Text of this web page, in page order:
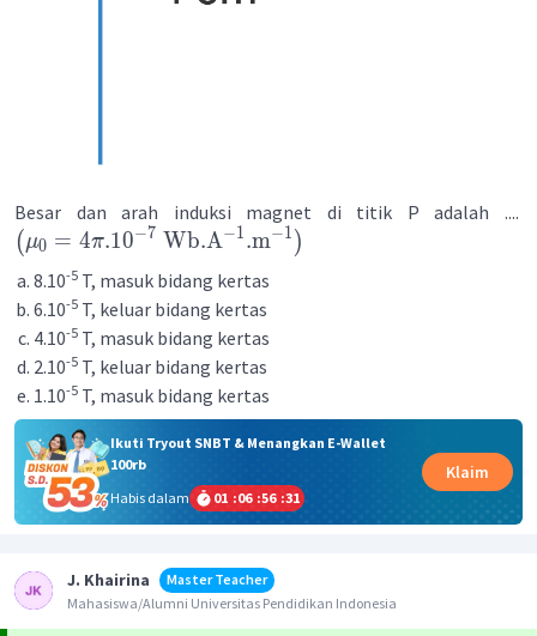
Besar dan arah induksi magnet di titik P adalah ....
( μ0 = 4π.10−7 Wb.A−1.m−1 )
8.10-5 T, masuk bidang kertas
6.10-5 T, keluar bidang kertas
4.10-5 T, masuk bidang kertas
2.10-5 T, keluar bidang kertas
1.10-5 T, masuk bidang kertas
Ikuti Tryout SNBT & Menangkan E-Wallet
100rb
Habis dalam
01 :06 :56 :31
Klaim
J. Khairina
Master Teacher
Mahasiswa/Alumni Universitas Pendidikan Indonesia